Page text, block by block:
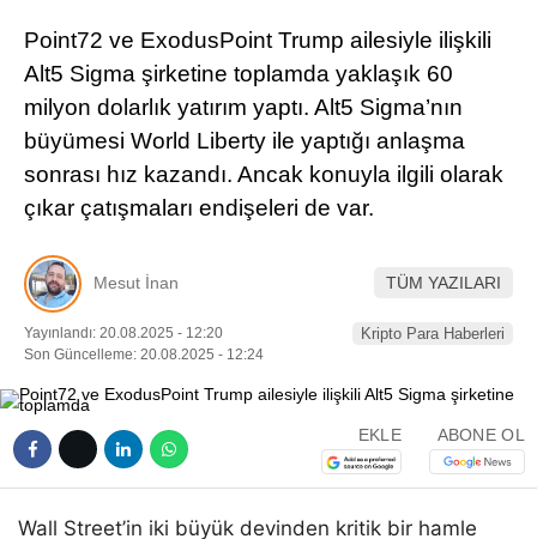
Telegram
Point72 ve ExodusPoint Trump ailesiyle ilişkili
Alt5 Sigma şirketine toplamda yaklaşık 60
milyon dolarlık yatırım yaptı. Alt5 Sigma’nın
büyümesi World Liberty ile yaptığı anlaşma
sonrası hız kazandı. Ancak konuyla ilgili olarak
çıkar çatışmaları endişeleri de var.
Mesut İnan TÜM YAZILARI
Yayınlandı: 20.08.2025 - 12:20
Son Güncelleme: 20.08.2025 - 12:24
Kripto Para Haberleri
EKLE ABONE OL
Wall Street’in iki büyük devinden kritik bir hamle